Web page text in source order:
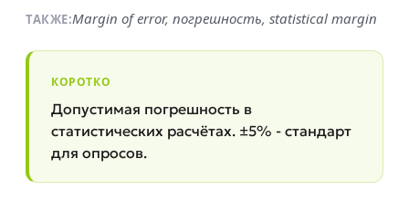
ТАКЖЕ:Margin of error, погрешность, statistical margin
КОРОТКО
Допустимая погрешность в
статистических расчётах. ±5% - стандарт
для опросов.